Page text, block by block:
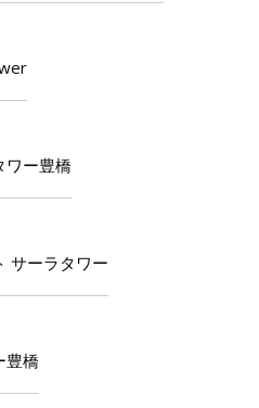
ワー豊橋
サーラタワー
豊橋